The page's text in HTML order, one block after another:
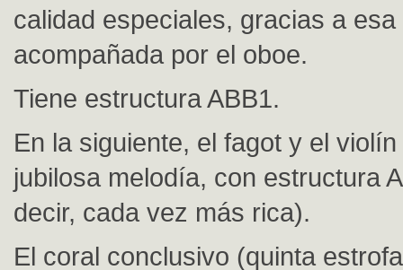
calidad especiales, gracias a
acompañada por el oboe.
Tiene estructura ABB1.
En la siguiente, el fagot y el
jubilosa melodía, con estructura
decir, cada vez más rica).
El coral conclusivo (quinta